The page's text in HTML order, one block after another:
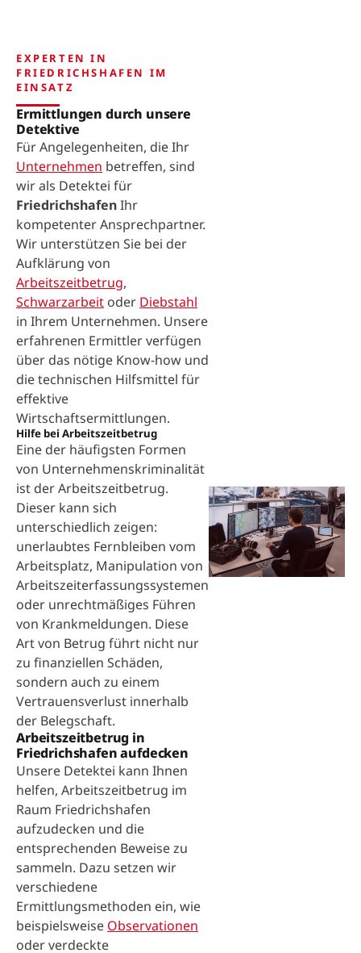
EXPERTEN IN
FRIEDRICHSHAFEN IM
EINSATZ
Ermittlungen durch unsere
Detektive
Für Angelegenheiten, die Ihr
Unternehmen betreffen, sind
wir als Detektei für
FriedrichshafenIhr
kompetenter Ansprechpartner.
Wir unterstützen Sie bei der
Aufklärung von
Arbeitszeitbetrug,
Schwarzarbeit oder Diebstahl
in Ihrem Unternehmen. Unsere
erfahrenen Ermittler verfügen
über das nötige Know-how und
die technischen Hilfsmittel für
effektive
Wirtschaftsermittlungen.
Hilfe bei Arbeitszeitbetrug
Eine der häufigsten Formen
von Unternehmenskriminalität
ist der Arbeitszeitbetrug.
Dieser kann sich
unterschiedlich zeigen:
unerlaubtes Fernbleiben vom
Arbeitsplatz, Manipulation von
Arbeitszeiterfassungssystemen
oder unrechtmäßiges Führen
von Krankmeldungen. Diese
Art von Betrug führt nicht nur
zu finanziellen Schäden,
sondern auch zu einem
Vertrauensverlust innerhalb
der Belegschaft.
Arbeitszeitbetrug in
Friedrichshafen aufdecken
Unsere Detektei kann Ihnen
helfen, Arbeitszeitbetrug im
Raum Friedrichshafen
aufzudecken und die
entsprechenden Beweise zu
sammeln. Dazu setzen wir
verschiedene
Ermittlungsmethoden ein, wie
beispielsweise Observationen
oder verdeckte